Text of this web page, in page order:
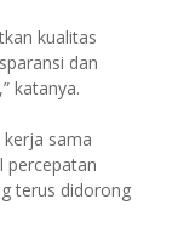
kualitas
dan
katanya.
sama
percepatan
terus didorong